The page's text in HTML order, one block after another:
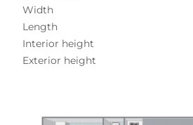
Width
Length
Interior height
Exterior height